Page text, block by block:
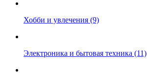
Хобби и увлечения (9)
Электроника и бытовая техника (11)